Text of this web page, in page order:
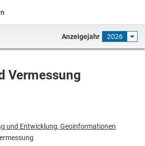
Anzeigejahr 2026
Vermessung
und Entwicklung, Geoinformationen